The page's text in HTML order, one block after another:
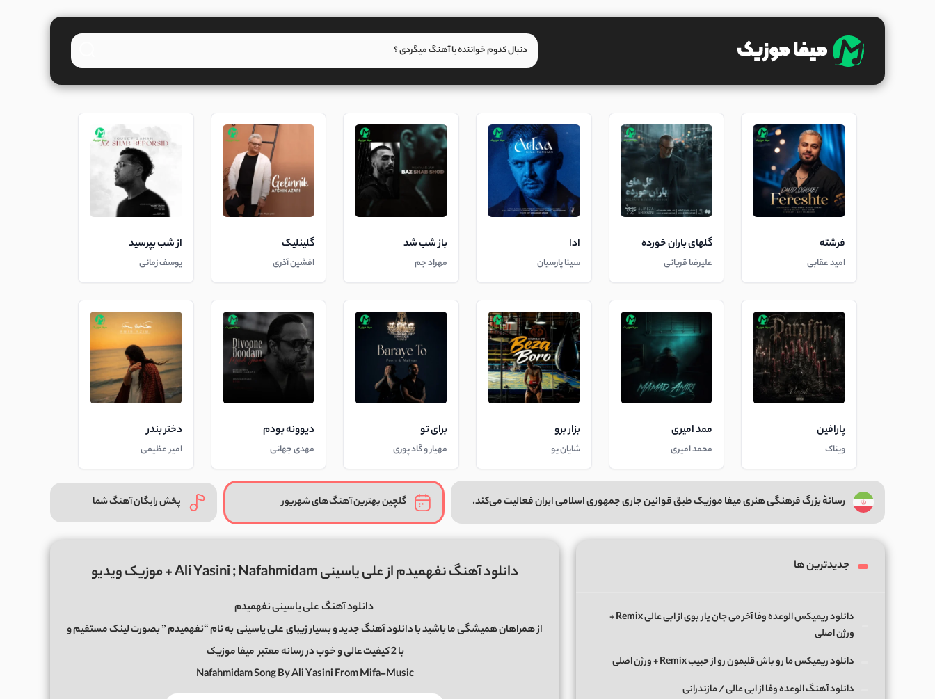
فرشته
امید عقابی
گلهای باران خورده
علیرضا قربانی
ادا
سینا پارسیان
باز شب شد
مهراد جم
گلینلیک
افشین آذری
از شب بپرسید
یوسف زمانی
پارافین
ویناک
ممد امیری
محمد امیری
بزار برو
شایان یو
برای تو
مهیار و گاد پوری
دیوونه بودم
مهدی جهانی
دختر بندر
امیر عظیمی
رسانهٔ بزرگ فرهنگی هنری میفا موزیک طبق قوانین جاری جمهوری اسلامی ایران فعالیت می‌کند. گلچین بهترین آهنگ‌های شهریور پخش رایگان آهنگ شما
دانلود آهنگ نفهمیدم از علی یاسینی Ali Yasini ; Nafahmidam + موزیک ویدیو
دانلود آهنگعلی یاسینی نفهمیدم
از همراهان همیشگی ما باشید با دانلود آهنگ جدید و بسیار زیبایعلی یاسینیبه نام “نفهمیدم ” بصورت لینک مستقیم و
با 2 کیفیت عالی و خوب در رسانه معتبر
میفا موزیک
Nafahmidam Song By Ali Yasini From Mifa-Music
جدیدترین ها
دانلود ریمیکس الوعده وفا آخر می جان یار بوی از ابی عالی Remix +
ورژن اصلی
دانلود ریمیکس ما رو باش قلبمون رو از حبیب Remix + ورژن اصلی
دانلود آهنگ الوعده وفا از ابی عالی / مازندرانی